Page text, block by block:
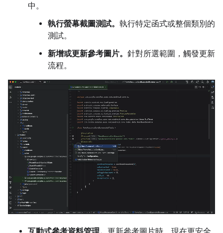
中。
執行螢幕截圖測試。 執行特定函式或整個類別的
測試。
新增或更新參考圖片。 針對所選範圍，觸發更新
流程。